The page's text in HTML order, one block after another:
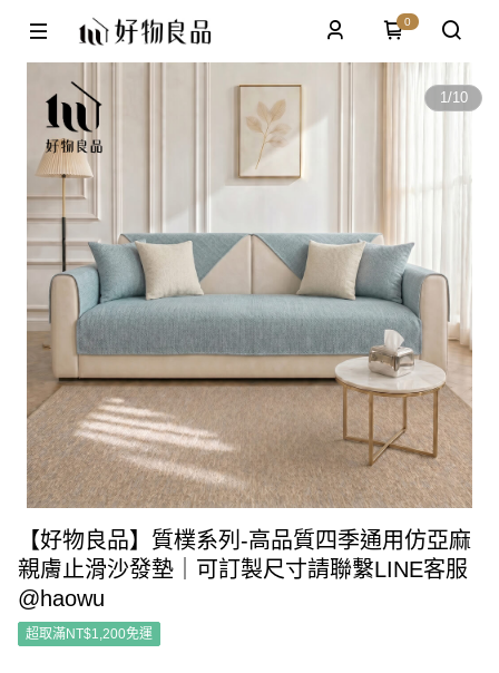
0
1/10
【好物良品】質樸系列-高品質四季通用仿亞麻
親膚止滑沙發墊｜可訂製尺寸請聯繫LINE客服
@haowu
超取滿NT$1,200免運